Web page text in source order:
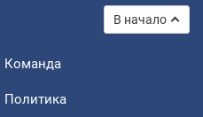
В начало
Команда
Политика